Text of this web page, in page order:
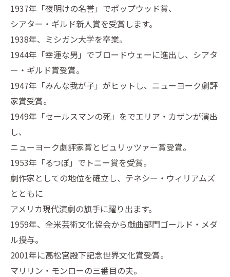
1937年「夜明けの名誉」でポップウッド賞、
シアター・ギルド新人賞を受賞します。
1938年、ミシガン大学を卒業。
1944年「幸運な男」でブロードウェーに進出し、シアタ
ー・ギルド賞受賞。
1947年「みんな我が子」がヒットし、ニューヨーク劇評
家賞受賞。
1949年「セールスマンの死」をでエリア・カザンが演出
し、
ニューヨーク劇評家賞とピュリッツァー賞受賞。
1953年「るつぼ」でトニー賞を受賞。
劇作家としての地位を確立し、テネシー・ウィリアムズ
とともに
アメリカ現代演劇の旗手に躍り出ます。
1959年、全米芸術文化協会から戯曲部門ゴールド・メダ
ル授与。
2001年に高松宮殿下記念世界文化賞受賞。
マリリン・モンローの三番目の夫。